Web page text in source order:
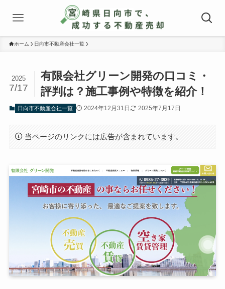
ホーム 日向市不動産会社一覧
有限会社グリーン開発の口コミ・
評判は？施工事例や特徴を紹介！
2025
7/17
日向市不動産会社一覧 2024年12月31日 2025年7月17日
当ページのリンクには広告が含まれています。